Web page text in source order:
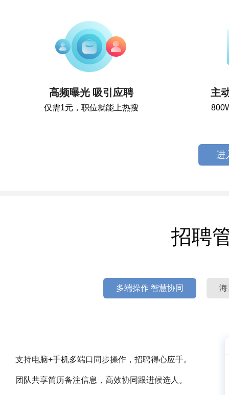
高频曝光 吸引应聘
仅需1元，职位就能上热搜
主
进
招聘
多端操作 智慧协同 海
支持电脑+手机多端口同步操作，招聘得心应手。
团队共享简历备注信息，高效协同跟进候选人。